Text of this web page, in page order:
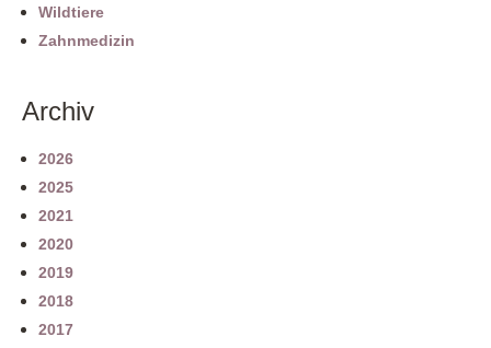
Wildtiere
Zahnmedizin
Archiv
2026
2025
2021
2020
2019
2018
2017